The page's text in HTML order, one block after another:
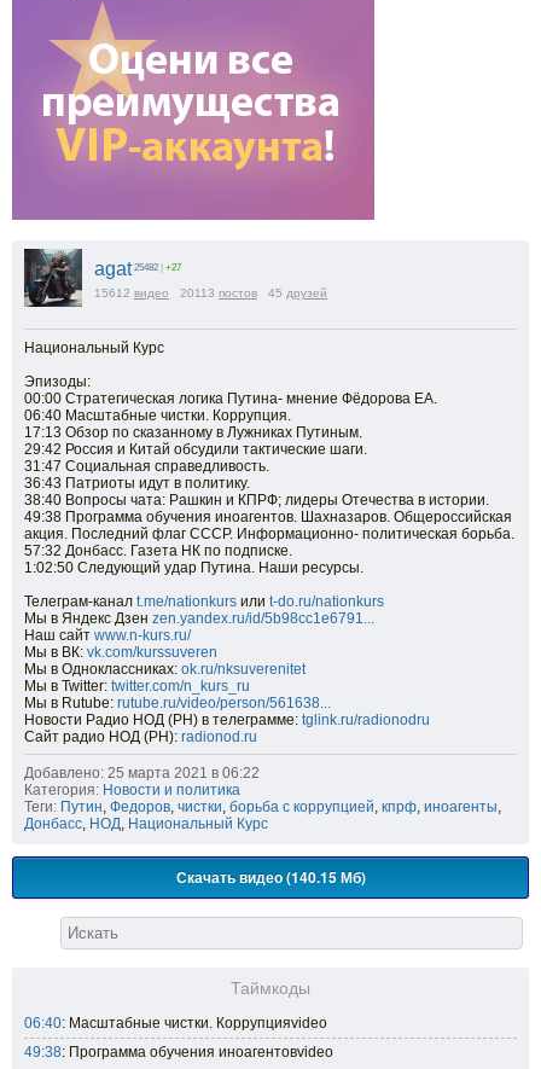
agat 25482 +27
15612 видео 20113 постов 45 друзей
Национальный Курс
Эпизоды:
00:00​ Стратегическая логика Путина- мнение Фёдорова ЕА.
06:40​ Масштабные чистки. Коррупция.
17:13​ Обзор по сказанному в Лужниках Путиным.
29:42​ Россия и Китай обсудили тактические шаги.
31:47​ Социальная справедливость.
36:43​ Патриоты идут в политику.
38:40​ Вопросы чата: Рашкин и КПРФ; лидеры Отечества в истории.
49:38​ Программа обучения иноагентов. Шахназаров. Общероссийская
акция. Последний флаг СССР. Информационно- политическая борьба.
57:32​ Донбасс. Газета НК по подписке.
1:02:50​ Следующий удар Путина. Наши ресурсы.
Телеграм-канал t.me/nationkurs​ или t-do.ru/nationkurs​
Мы в Яндекс Дзен zen.yandex.ru/id/5b98cc1e6791...​
Наш сайт www.n-kurs.ru/​
Мы в ВК: vk.com/kurssuveren​
Мы в Одноклассниках: ok.ru/nksuverenitet​
Мы в Twitter: twitter.com/n_kurs_ru​
Мы в Rutube: rutube.ru/video/person/561638...​
Новости Радио НОД (РН) в телеграмме: tglink.ru/radionodru​
Сайт радио НОД (РН): radionod.ru
Добавлено: 25 марта 2021 в 06:22
Категория: Новости и политика
Теги: Путин, Федоров, чистки, борьба с коррупцией, кпрф, иноагенты,
Донбасс, НОД, Национальный Курс
Скачать видео (140.15 Мб)
Таймкоды
06:40: Масштабные чистки. Коррупцияvideo
49:38: Программа обучения иноагентовvideo